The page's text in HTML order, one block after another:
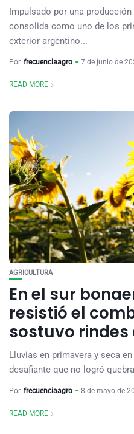
Impulsado por una
consolida como uno de los
exterior argentino...
Por frecuenciaagro 7 de junio de
READ MORE
AGRICULTURA
En el sur
resistió el
sostuvo rindes
Lluvias en primavera y seca
desafiante que no logró
Por frecuenciaagro 8 de mayo de
READ MORE